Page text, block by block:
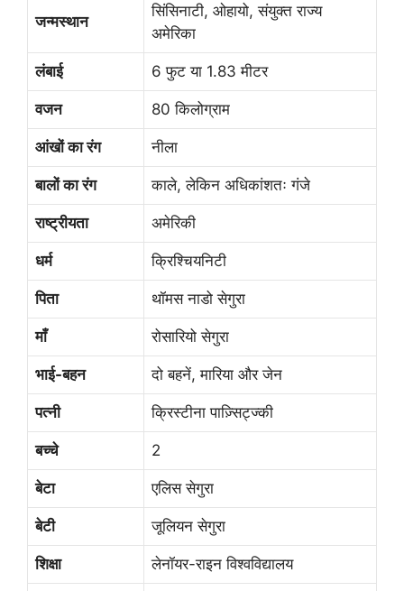
जन्मस्थान
सिंसिनाटी, ओहायो, संयुक्त राज्य
अमेरिका
लंबाई 6 फुट या 1.83 मीटर
वजन 80 किलोग्राम
आंखों का रंग नीला
बालों का रंग काले, लेकिन अधिकांशतः गंजे
राष्ट्रीयता अमेरिकी
धर्म क्रिश्चियनिटी
पिता थॉमस नाडो सेगुरा
माँ रोसारियो सेगुरा
भाई-बहन दो बहनें, मारिया और जेन
पत्नी क्रिस्टीना पाज़्सिट्ज्की
बच्चे 2
बेटा एलिस सेगुरा
बेटी जूलियन सेगुरा
शिक्षा लेनॉयर-राइन विश्वविद्यालय